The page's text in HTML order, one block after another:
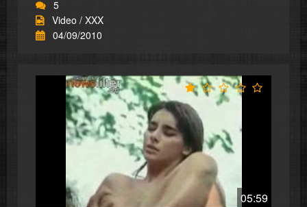
5
Video / XXX
04/09/2010
05:59